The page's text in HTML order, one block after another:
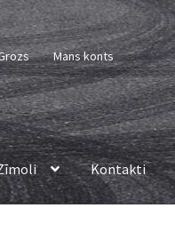
Mans konts
Kontakti